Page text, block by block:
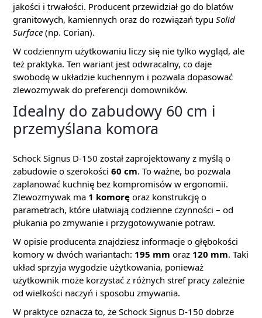
jakości i trwałości. Producent przewidział go do blatów
granitowych, kamiennych oraz do rozwiązań typu Solid
Surface (np. Corian).
W codziennym użytkowaniu liczy się nie tylko wygląd, ale
też praktyka. Ten wariant jest odwracalny, co daje
swobodę w układzie kuchennym i pozwala dopasować
zlewozmywak do preferencji domowników.
Idealny do zabudowy 60 cm i
przemyślana komora
Schock Signus D-150 został zaprojektowany z myślą o
zabudowie o szerokości 60 cm. To ważne, bo pozwala
zaplanować kuchnię bez kompromisów w ergonomii.
Zlewozmywak ma 1 komorę oraz konstrukcję o
parametrach, które ułatwiają codzienne czynności – od
płukania po zmywanie i przygotowywanie potraw.
W opisie producenta znajdziesz informacje o głębokości
komory w dwóch wariantach: 195 mm oraz 120 mm. Taki
układ sprzyja wygodzie użytkowania, ponieważ
użytkownik może korzystać z różnych stref pracy zależnie
od wielkości naczyń i sposobu zmywania.
W praktyce oznacza to, że Schock Signus D-150 dobrze